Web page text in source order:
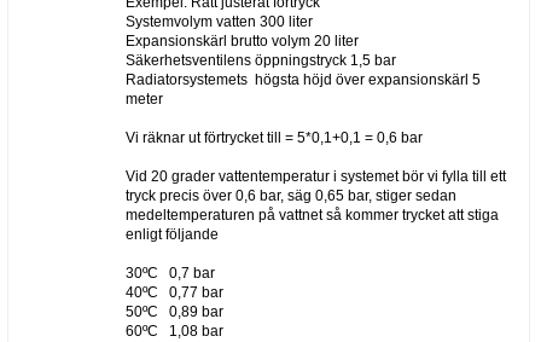
Systemvolym vatten 300 liter
Expansionskärl brutto volym 20 liter
Säkerhetsventilens öppningstryck 1,5 bar
Radiatorsystemets högsta höjd över expansionskärl 5
meter
Vi räknar ut förtrycket till = 5*0,1+0,1 = 0,6 bar
Vid 20 grader vattentemperatur i systemet bör vi fylla till ett
tryck precis över 0,6 bar, säg 0,65 bar, stiger sedan
medeltemperaturen på vattnet så kommer trycket att stiga
enligt följande
30ºC 0,7 bar
40ºC 0,77 bar
50ºC 0,89 bar
60ºC 1,08 bar